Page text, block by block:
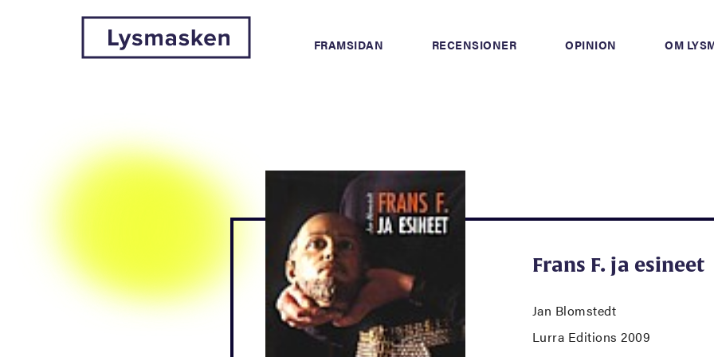
FRAMSIDAN RECENSIONER OPINION OM
Frans F. ja esineet
Jan Blomstedt
Lurra Editions 2009